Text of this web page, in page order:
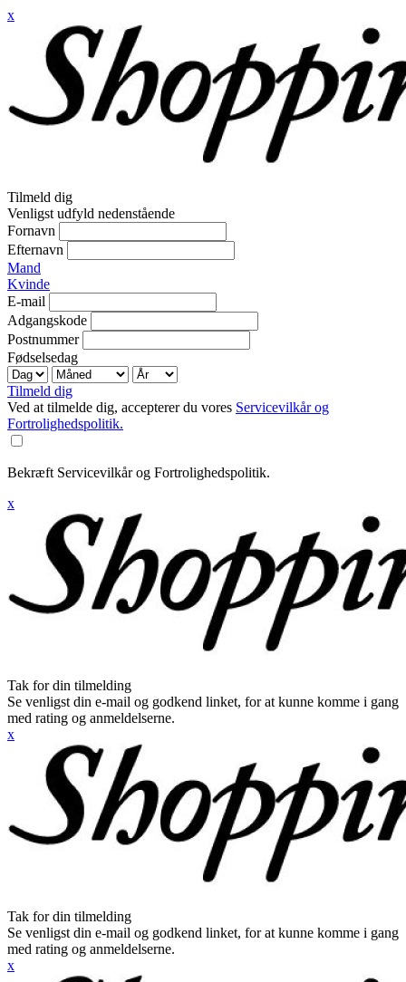
x
Tilmeld dig
Venligst udfyld nedenstående
Fornavn
Efternavn
Mand
Kvinde
E-mail
Adgangskode
Postnummer
Fødselsedag
Tilmeld dig
Ved at tilmelde dig, accepterer du vores Servicevilkår og
Fortrolighedspolitik.
Bekræft Servicevilkår og Fortrolighedspolitik.
x
Tak for din tilmelding
Se venligst din e-mail og godkend linket, for at kunne komme i gang
med rating og anmeldelserne.
x
Tak for din tilmelding
Se venligst din e-mail og godkend linket, for at kunne komme i gang
med rating og anmeldelserne.
x